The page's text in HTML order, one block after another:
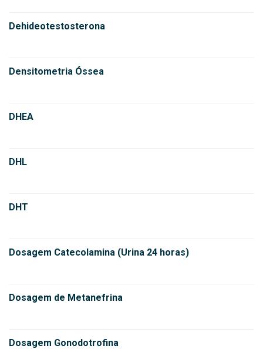
Dehideotestosterona
Densitometria Óssea
DHEA
DHL
DHT
Dosagem Catecolamina (Urina 24 horas)
Dosagem de Metanefrina
Dosagem Gonodotrofina